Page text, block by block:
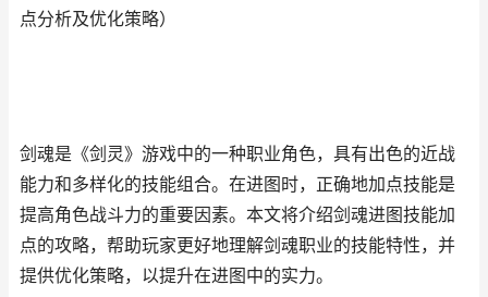
点分析及优化策略）
剑魂是《剑灵》游戏中的一种职业角色，具有出色的近战
能力和多样化的技能组合。在进图时，正确地加点技能是
提高角色战斗力的重要因素。本文将介绍剑魂进图技能加
点的攻略，帮助玩家更好地理解剑魂职业的技能特性，并
提供优化策略，以提升在进图中的实力。